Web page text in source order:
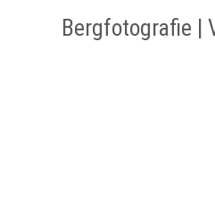
Bergfotografie |